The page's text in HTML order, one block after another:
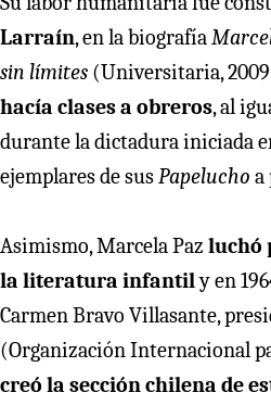
Larraín, en la biografía
sin límites (Universitaria,
hacía clases a obreros, al
durante la dictadura iniciada
ejemplares de sus Papelucho a
Asimismo, Marcela Paz luchó
la literatura infantily en
Carmen Bravo Villasante,
(Organización Internacional
creó la sección chilena de